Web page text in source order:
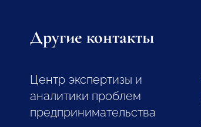
Другие контакты
Центр экспертизы и
аналитики проблем
предпринимательства